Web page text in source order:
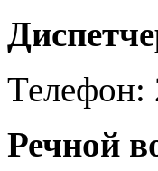
Телефон:
Речной